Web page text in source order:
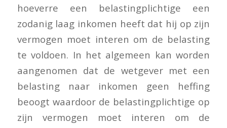
hoeverre een belastingplichtige een
zodanig laag inkomen heeft dat hij op zijn
vermogen moet interen om de belasting
te voldoen. In het algemeen kan worden
aangenomen dat de wetgever met een
belasting naar inkomen geen heffing
beoogt waardoor de belastingplichtige op
zijn vermogen moet interen om de